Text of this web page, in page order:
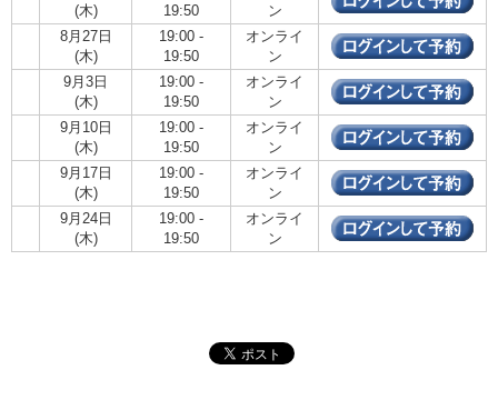
(木)
19:50
ン
8月27日
(木)
19:00 -
19:50
オンライ
ン
9月3日
(木)
19:00 -
19:50
オンライ
ン
9月10日
(木)
19:00 -
19:50
オンライ
ン
9月17日
(木)
19:00 -
19:50
オンライ
ン
9月24日
(木)
19:00 -
19:50
オンライ
ン